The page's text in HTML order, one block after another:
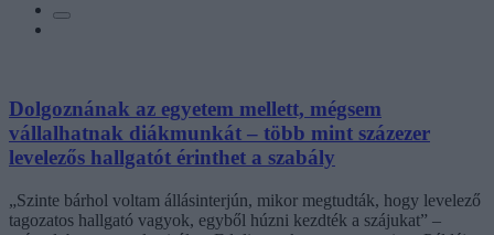
Dolgoznának az egyetem mellett, mégsem
vállalhatnak diákmunkát – több mint százezer
levelezős hallgatót érinthet a szabály
„Szinte bárhol voltam állásinterjún, mikor megtudták, hogy levelező
tagozatos hallgató vagyok, egyből húzni kezdték a szájukat” –